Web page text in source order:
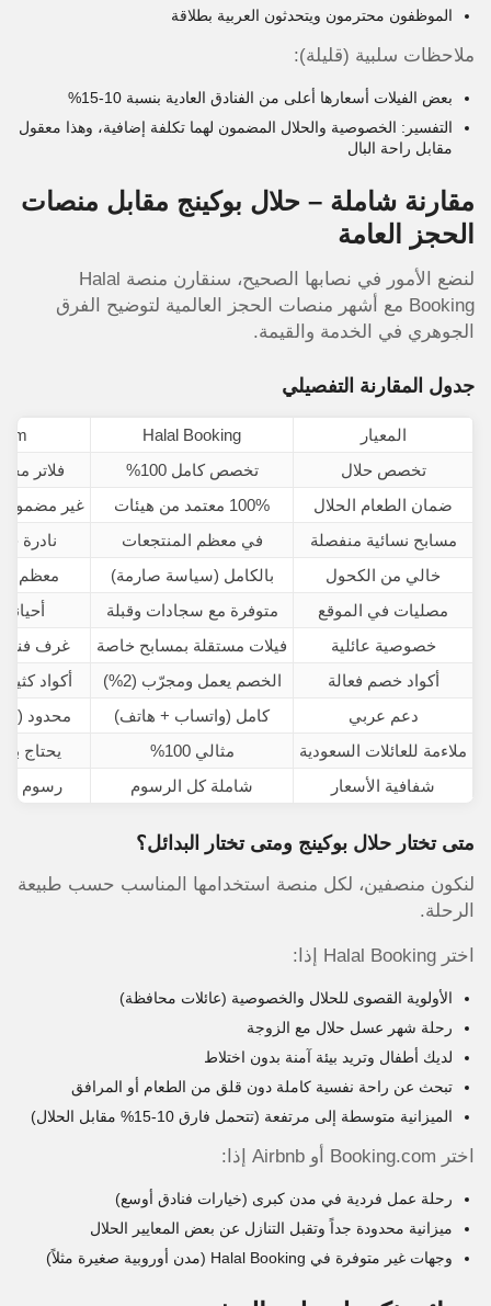
الموظفون محترمون ويتحدثون العربية بطلاقة
ملاحظات سلبية (قليلة):
بعض الفيلات أسعارها أعلى من الفنادق العادية بنسبة 10-15%
التفسير: الخصوصية والحلال المضمون لهما تكلفة إضافية، وهذا معقول
مقابل راحة البال
مقارنة شاملة – حلال بوكينج مقابل منصات
الحجز العامة
لنضع الأمور في نصابها الصحيح، سنقارن منصة Halal
Booking مع أشهر منصات الحجز العالمية لتوضيح الفرق
الجوهري في الخدمة والقيمة.
جدول المقارنة التفصيلي
المعيار Halal Booking
تخصص حلال
تخصص كامل 100%
فلاتر
ضمان الطعام الحلال
100% معتمد من هيئات
غير
مسابح نسائية منفصلة
في معظم المنتجعات
نادرة
خالي من الكحول
بالكامل (سياسة صارمة)
معظم
مصليات في الموقع
متوفرة مع سجادات وقبلة
خصوصية عائلية
فيلات مستقلة بمسابح خاصة
غرف
أكواد خصم فعالة
الخصم يعمل ومجرّب (2%)
أكواد
دعم عربي
كامل (واتساب + هاتف)
محدود
ملاءمة للعائلات السعودية
مثالي 100%
يحتاج
شفافية الأسعار
شاملة كل الرسوم رسوم
متى تختار حلال بوكينج ومتى تختار البدائل؟
لنكون منصفين، لكل منصة استخدامها المناسب حسب طبيعة
الرحلة.
اختر Halal Booking إذا:
الأولوية القصوى للحلال والخصوصية (عائلات محافظة)
رحلة شهر عسل حلال مع الزوجة
لديك أطفال وتريد بيئة آمنة بدون اختلاط
تبحث عن راحة نفسية كاملة دون قلق من الطعام أو المرافق
الميزانية متوسطة إلى مرتفعة (تتحمل فارق 10-15% مقابل الحلال)
اختر Booking.com أو Airbnb إذا:
رحلة عمل فردية في مدن كبرى (خيارات فنادق أوسع)
ميزانية محدودة جداً وتقبل التنازل عن بعض المعايير الحلال
وجهات غير متوفرة في Halal Booking (مدن أوروبية صغيرة مثلاً)